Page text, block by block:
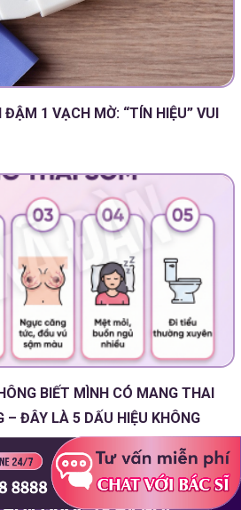
1 VẠCH MỜ: “TÍN HIỆU” VUI
BIẾT MÌNH CÓ MANG THAI
– ĐÂY LÀ 5 DẤU HIỆU KHÔNG